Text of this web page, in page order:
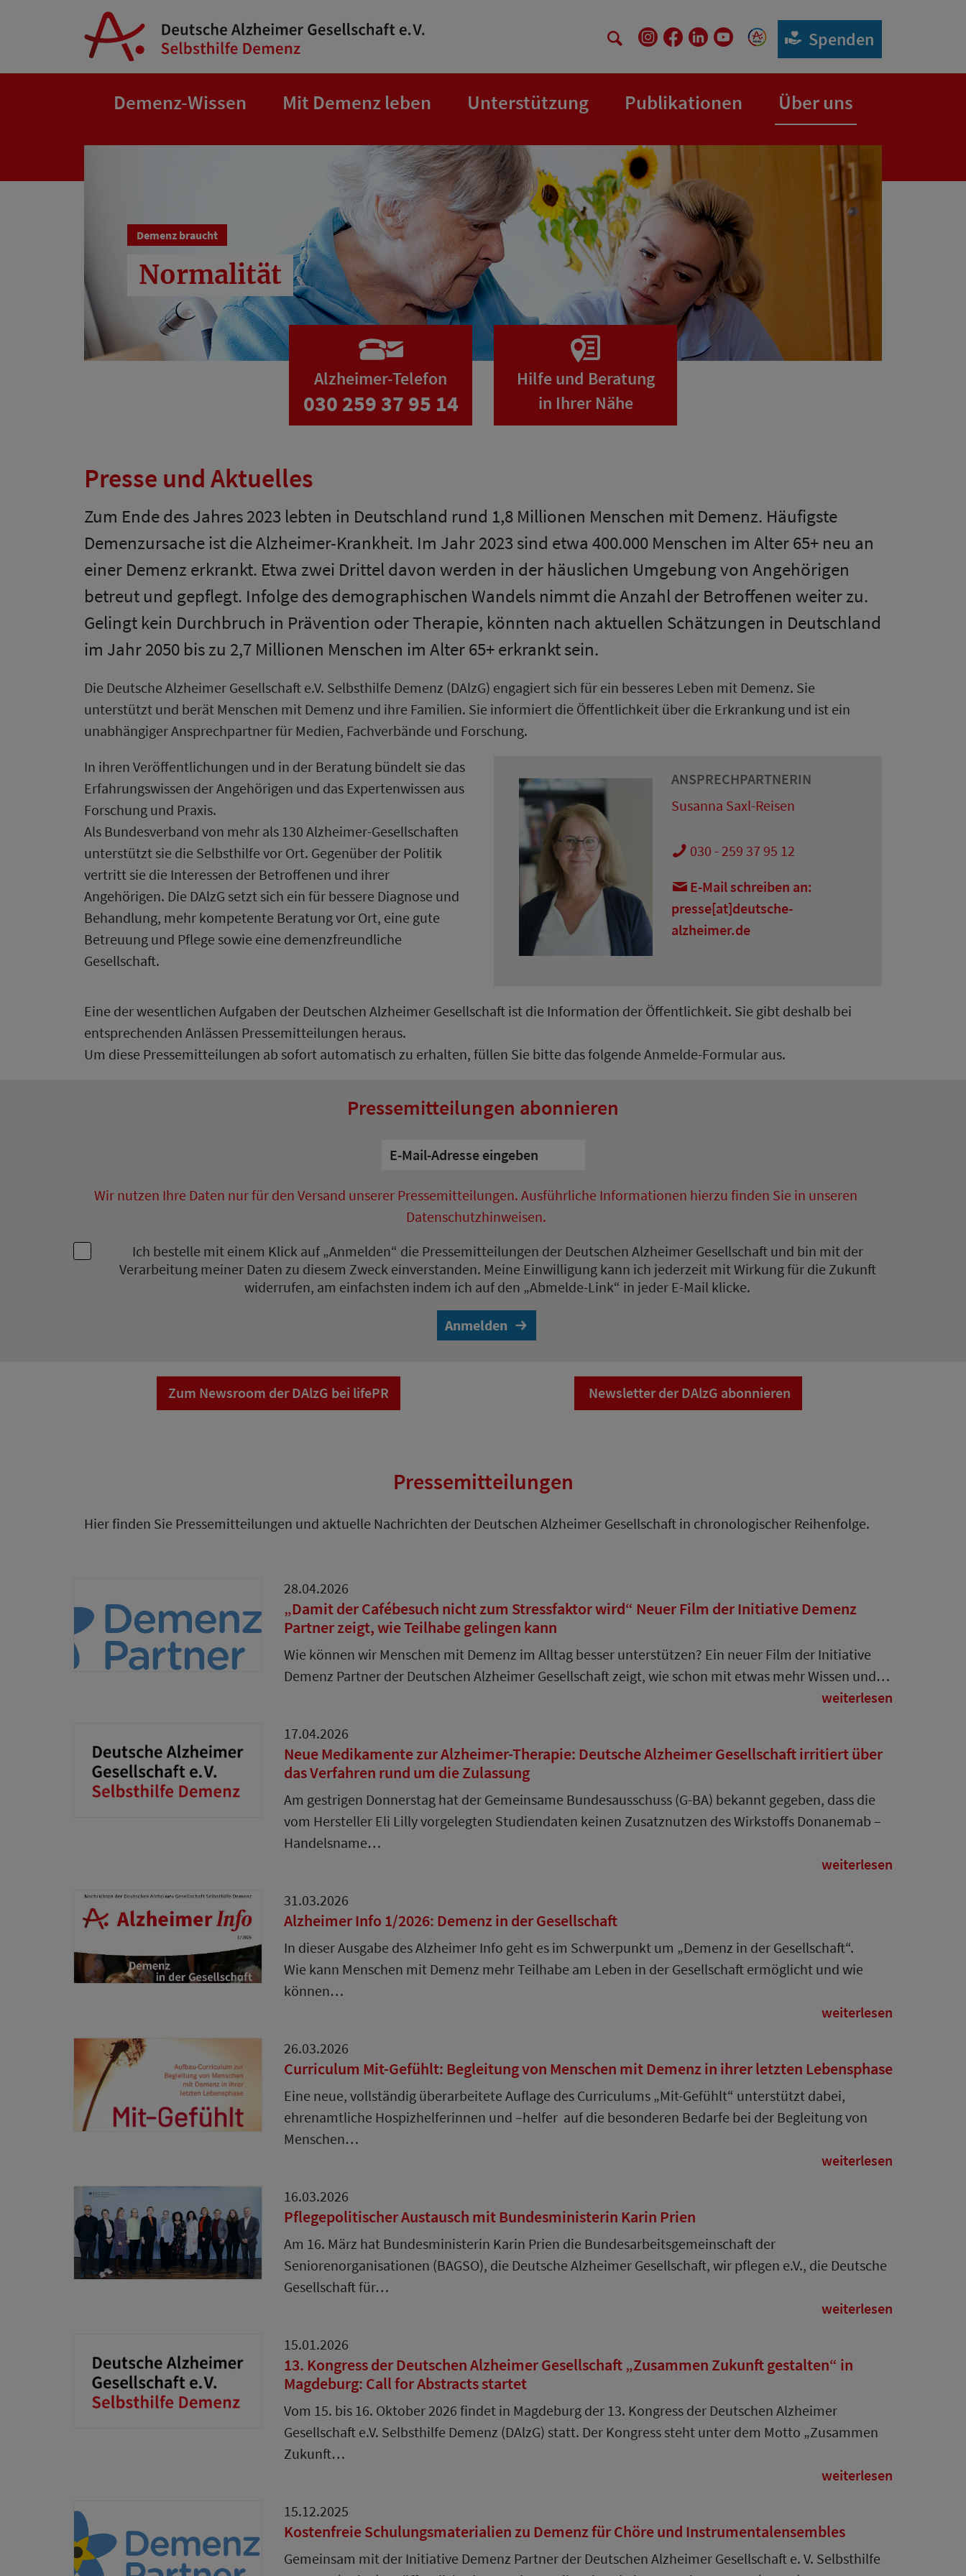
Springe zum Hauptinhalt
Spenden
Demenz-Wissen Mit Demenz leben Unterstützung Publikationen Über uns
Demenz braucht
Normalität
Alzheimer-Telefon
030 259 37 95 14
Hilfe und Beratung
in Ihrer Nähe
Presse und Aktuelles
Zum Ende des Jahres 2023 lebten in Deutschland rund 1,8 Millionen Menschen mit Demenz. Häufigste
Demenzursache ist die Alzheimer-Krankheit. Im Jahr 2023 sind etwa 400.000 Menschen im Alter 65+ neu an
einer Demenz erkrankt. Etwa zwei Drittel davon werden in der häuslichen Umgebung von Angehörigen
betreut und gepflegt. Infolge des demographischen Wandels nimmt die Anzahl der Betroffenen weiter zu.
Gelingt kein Durchbruch in Prävention oder Therapie, könnten nach aktuellen Schätzungen in Deutschland
im Jahr 2050 bis zu 2,7 Millionen Menschen im Alter 65+ erkrankt sein.
Die Deutsche Alzheimer Gesellschaft e.V. Selbsthilfe Demenz (DAlzG) engagiert sich für ein besseres Leben mit Demenz. Sie
unterstützt und berät Menschen mit Demenz und ihre Familien. Sie informiert die Öffentlichkeit über die Erkrankung und ist ein
unabhängiger Ansprechpartner für Medien, Fachverbände und Forschung.
In ihren Veröffentlichungen und in der Beratung bündelt sie das
Erfahrungswissen der Angehörigen und das Expertenwissen aus
Forschung und Praxis.
Als Bundesverband von mehr als 130 Alzheimer-Gesellschaften
unterstützt sie die Selbsthilfe vor Ort. Gegenüber der Politik
vertritt sie die Interessen der Betroffenen und ihrer
Angehörigen. Die DAlzG setzt sich ein für bessere Diagnose und
Behandlung, mehr kompetente Beratung vor Ort, eine gute
Betreuung und Pflege sowie eine demenzfreundliche
Gesellschaft.
ANSPRECHPARTNERIN
Susanna Saxl-Reisen
030 - 259 37 95 12
E-Mail schreiben an:
presse[at]deutsche-
alzheimer.de
Eine der wesentlichen Aufgaben der Deutschen Alzheimer Gesellschaft ist die Information der Öffentlichkeit. Sie gibt deshalb bei
entsprechenden Anlässen Pressemitteilungen heraus.
Um diese Pressemitteilungen ab sofort automatisch zu erhalten, füllen Sie bitte das folgende Anmelde-Formular aus.
Pressemitteilungen abonnieren
Wir nutzen Ihre Daten nur für den Versand unserer Pressemitteilungen. Ausführliche Informationen hierzu finden Sie in unseren
Datenschutzhinweisen.
Ich bestelle mit einem Klick auf „Anmelden“ die Pressemitteilungen der Deutschen Alzheimer Gesellschaft und bin mit der
Verarbeitung meiner Daten zu diesem Zweck einverstanden. Meine Einwilligung kann ich jederzeit mit Wirkung für die Zukunft
widerrufen, am einfachsten indem ich auf den „Abmelde-Link“ in jeder E-Mail klicke.
Anmelden
Zum Newsroom der DAlzG bei lifePR Newsletter der DAlzG abonnieren
Pressemitteilungen
Hier finden Sie Pressemitteilungen und aktuelle Nachrichten der Deutschen Alzheimer Gesellschaft in chronologischer Reihenfolge.
28.04.2026
„Damit der Cafébesuch nicht zum Stressfaktor wird“ Neuer Film der Initiative Demenz
Partner zeigt, wie Teilhabe gelingen kann
Wie können wir Menschen mit Demenz im Alltag besser unterstützen? Ein neuer Film der Initiative
Demenz Partner der Deutschen Alzheimer Gesellschaft zeigt, wie schon mit etwas mehr Wissen und…
weiterlesen
17.04.2026
Neue Medikamente zur Alzheimer-Therapie: Deutsche Alzheimer Gesellschaft irritiert über
das Verfahren rund um die Zulassung
Am gestrigen Donnerstag hat der Gemeinsame Bundesausschuss (G-BA) bekannt gegeben, dass die
vom Hersteller Eli Lilly vorgelegten Studiendaten keinen Zusatznutzen des Wirkstoffs Donanemab –
Handelsname…
weiterlesen
31.03.2026
Alzheimer Info 1/2026: Demenz in der Gesellschaft
In dieser Ausgabe des Alzheimer Info geht es im Schwerpunkt um „Demenz in der Gesellschaft“.
Wie kann Menschen mit Demenz mehr Teilhabe am Leben in der Gesellschaft ermöglicht und wie
können…
weiterlesen
26.03.2026
Curriculum Mit-Gefühlt: Begleitung von Menschen mit Demenz in ihrer letzten Lebensphase
Eine neue, vollständig überarbeitete Auflage des Curriculums „Mit-Gefühlt“ unterstützt dabei,
ehrenamtliche Hospizhelferinnen und –helfer auf die besonderen Bedarfe bei der Begleitung von
Menschen…
weiterlesen
16.03.2026
Pflegepolitischer Austausch mit Bundesministerin Karin Prien
Am 16. März hat Bundesministerin Karin Prien die Bundesarbeitsgemeinschaft der
Seniorenorganisationen (BAGSO), die Deutsche Alzheimer Gesellschaft, wir pflegen e.V., die Deutsche
Gesellschaft für…
weiterlesen
15.01.2026
13. Kongress der Deutschen Alzheimer Gesellschaft „Zusammen Zukunft gestalten“ in
Magdeburg: Call for Abstracts startet
Vom 15. bis 16. Oktober 2026 findet in Magdeburg der 13. Kongress der Deutschen Alzheimer
Gesellschaft e.V. Selbsthilfe Demenz (DAlzG) statt. Der Kongress steht unter dem Motto „Zusammen
Zukunft…
weiterlesen
15.12.2025
Kostenfreie Schulungsmaterialien zu Demenz für Chöre und Instrumentalensembles
Gemeinsam mit der Initiative Demenz Partner der Deutschen Alzheimer Gesellschaft e. V. Selbsthilfe